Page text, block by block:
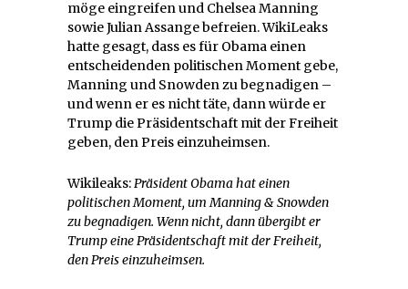
möge eingreifen und Chelsea Manning
sowie Julian Assange befreien. WikiLeaks
hatte gesagt, dass es für Obama einen
entscheidenden politischen Moment gebe,
Manning und Snowden zu begnadigen –
und wenn er es nicht täte, dann würde er
Trump die Präsidentschaft mit der Freiheit
geben, den Preis einzuheimsen.
Wikileaks:Präsident Obama hat einen
politischen Moment, um Manning & Snowden
zu begnadigen. Wenn nicht, dann übergibt er
Trump eine Präsidentschaft mit der Freiheit,
den Preis einzuheimsen.